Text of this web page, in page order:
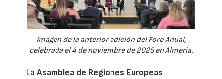
Imagen de la anterior edición del Foro Anual,
celebrada el 4 de noviembre de 2025 en Almería.
LaAsamblea de Regiones Europeas